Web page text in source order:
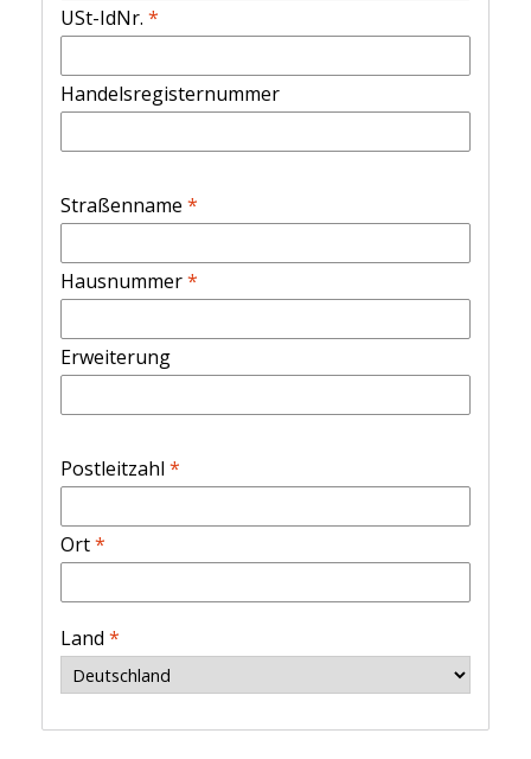
USt-IdNr. *
Handelsregisternummer
Straßenname *
Hausnummer*
Erweiterung
Postleitzahl *
Ort*
Land *